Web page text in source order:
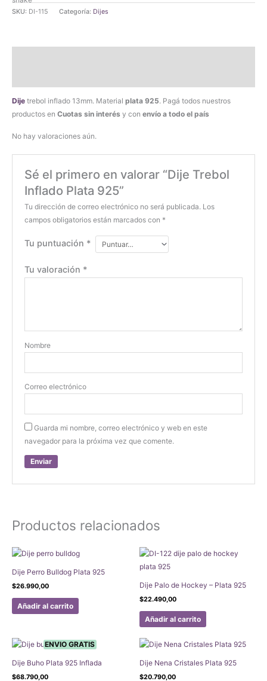
Inflado
cantidad
SKU: DI-115 Categoría: Dijes
Dije trebol inflado 13mm. Material plata 925. Pagá todos nuestros
productos en Cuotas sin interés y con envío a todo el país
No hay valoraciones aún.
Sé el primero en valorar “Dije Trebol
Inflado Plata 925”
Tu dirección de correo electrónico no será publicada. Los
campos obligatorios están marcados con *
Tu puntuación *
Tu valoración *
Nombre
Correo electrónico
Guarda mi nombre, correo electrónico y web en este
navegador para la próxima vez que comente.
Productos relacionados
Dije Perro Bulldog Plata 925
$26.990,00
Añadir al carrito
Dije Palo de Hockey – Plata 925
$22.490,00
Añadir al carrito
ENVIO GRATIS
Dije Buho Plata 925 Inflada
$68.790,00
Dije Nena Cristales Plata 925
$20.790,00